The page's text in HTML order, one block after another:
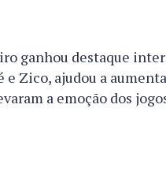
ganhou destaque
Zico, ajudou a
a emoção dos